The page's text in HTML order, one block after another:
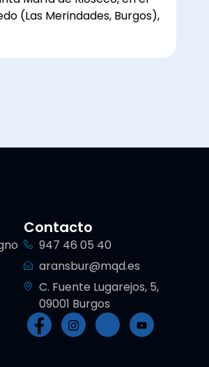
(Las Merindades, Burgos),
Contacto
947 46 05 40
aransbur@mqd.es
C. Fuente Lugarejos, 5,
09001 Burgos